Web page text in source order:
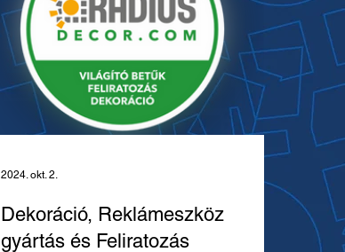
Thermo Forming Introduction Building Industry
Facility EHS & Lean Introduction Complex Industy
Startup Assistant
Dekoráció, Reklámeszköz
gyártás és Feliratozás
2024. okt. 2.